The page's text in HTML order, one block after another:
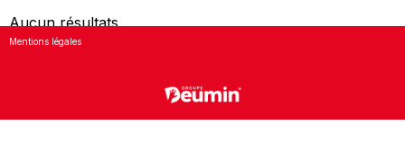
Aucun résultats
Mentions légales